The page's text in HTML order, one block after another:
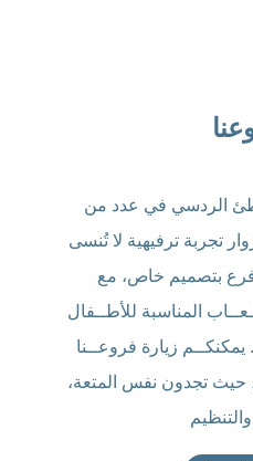
الردسي في عدد من
تجربة ترفيهية لا تُنسى
فرع بتصميم خاص، مع
المناسبة للأطــفال
يمكنكــم زيارة فروعــنا
حيث تجدون نفس المتعة،
والتنظيم